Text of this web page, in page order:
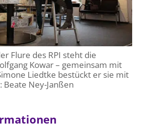
Flure des RPI steht die
Kowar – gemeinsam mit
Liedtke bestückt er sie mit
Beate Ney-Janßen